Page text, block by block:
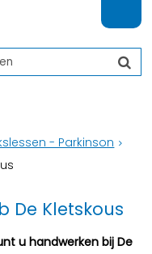
- Parkinson
De Kletskous
u handwerken bij De